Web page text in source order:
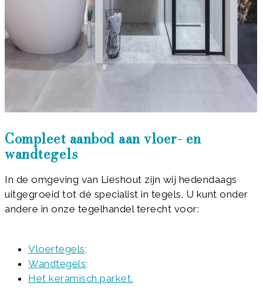
Compleet aanbod aan vloer- en
wandtegels
In de omgeving van Lieshout zijn wij hedendaags
uitgegroeid tot dé specialist in tegels. U kunt onder
andere in onze tegelhandel terecht voor:
Vloertegels;
Wandtegels;
Het keramisch parket.